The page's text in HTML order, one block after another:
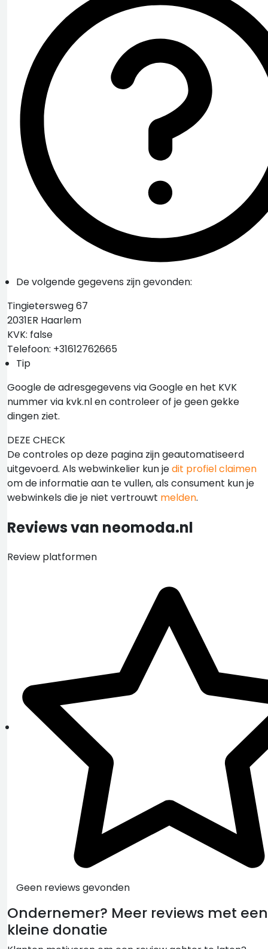
De volgende gegevens zijn gevonden:
Tingietersweg 67
2031ER Haarlem
KVK: false
Telefoon: +31612762665
Tip
Google de adresgegevens via Google en het KVK
nummer via kvk.nl en controleer of je geen gekke
dingen ziet.
DEZE CHECK
De controles op deze pagina zijn geautomatiseerd
uitgevoerd. Als webwinkelier kun jedit profiel claimen
om de informatie aan te vullen, als consument kun je
webwinkels die je niet vertrouwt melden.
Reviews van neomoda.nl
Review platformen
Geen reviews gevonden
Ondernemer? Meer reviews met een
kleine donatie